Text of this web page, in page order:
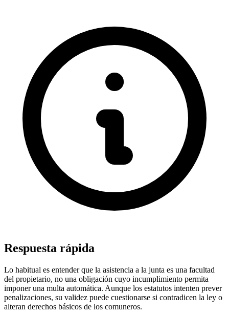
Respuesta rápida
Lo habitual es entender que la asistencia a la junta es una facultad
del propietario, no una obligación cuyo incumplimiento permita
imponer una multa automática. Aunque los estatutos intenten prever
penalizaciones, su validez puede cuestionarse si contradicen la ley o
alteran derechos básicos de los comuneros.